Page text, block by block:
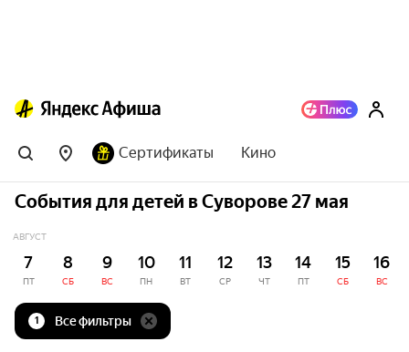
Сертификаты Кино
События для детей в Суворове 27 мая
АВГУСТ
7
ПТ
8
СБ
9
ВС
10
ПН
11
ВТ
12
СР
13
ЧТ
14
ПТ
15
СБ
16
ВС
1 Все фильтры